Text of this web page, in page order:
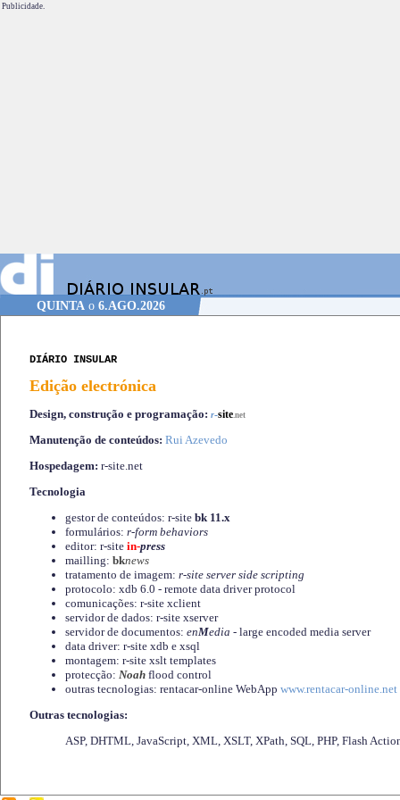
Publicidade.
QUINTAo 6.AGO.2026
DIÁRIO INSULAR
Edição electrónica
Design, construção e programação: r-site.net
Manutenção de conteúdos: Rui Azevedo
Hospedagem: r-site.net
Tecnologia
gestor de conteúdos: r-site bk 11.x
formulários: r-form behaviors
editor: r-site in-press
mailling: bknews
tratamento de imagem: r-site server side scripting
protocolo: xdb 6.0 - remote data driver protocol
comunicações: r-site xclient
servidor de dados: r-site xserver
servidor de documentos: enMedia - large encoded media server
data driver: r-site xdb e xsql
montagem: r-site xslt templates
protecção: Noah flood control
outras tecnologias: rentacar-online WebApp www.rentacar-online.net
Outras tecnologias:
ASP, DHTML, JavaScript, XML, XSLT, XPath, SQL, PHP, Flash